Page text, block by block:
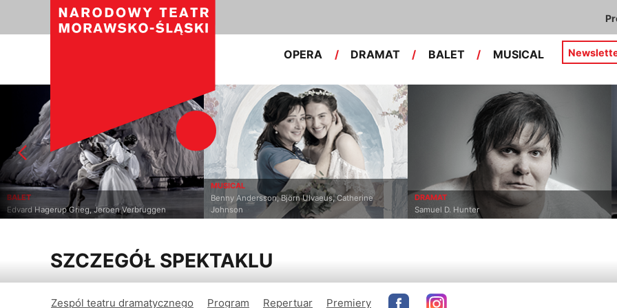
OPERA / DRAMAT / BALET / MUSICAL
MUSICAL
Benny Andersson, Björn Ulvaeus, Catherine
Johnson
DRAMAT
Samuel D. Hunter
Leoš Janáček
SZCZEGÓŁ SPEKTAKLU
Zespól teatru dramatycznego Program Repertuar Premiery